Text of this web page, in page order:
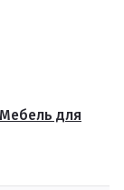
Мебель для